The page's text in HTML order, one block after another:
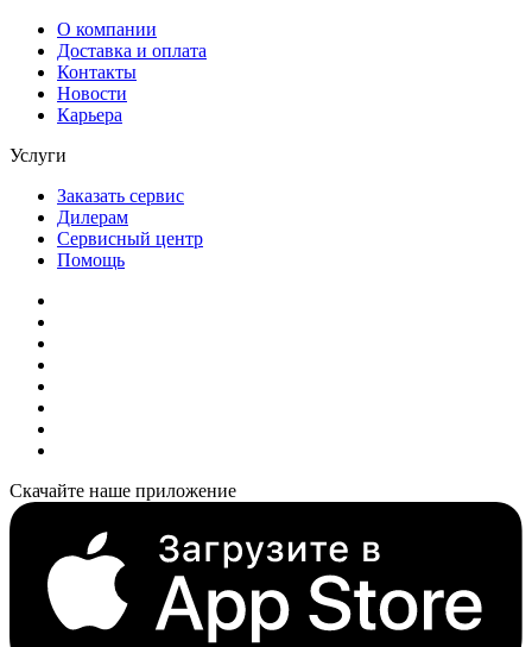
О компании
Доставка и оплата
Контакты
Новости
Карьера
Услуги
Заказать сервис
Дилерам
Сервисный центр
Помощь
Скачайте наше приложение